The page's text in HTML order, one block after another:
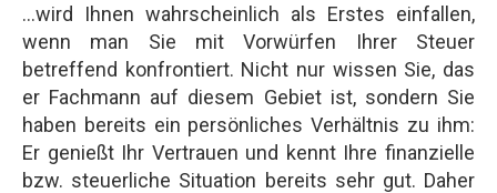
...wird Ihnen wahrscheinlich als Erstes einfallen,
wenn man Sie mit Vorwürfen Ihrer Steuer
betreffend konfrontiert. Nicht nur wissen Sie, das
er Fachmann auf diesem Gebiet ist, sondern Sie
haben bereits ein persönliches Verhältnis zu ihm:
Er genießt Ihr Vertrauen und kennt Ihre finanzielle
bzw. steuerliche Situation bereits sehr gut. Daher